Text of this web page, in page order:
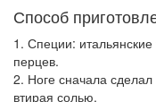
Способ
1. Специи:
перцев.
2. Ноге сначала
втирая солью.